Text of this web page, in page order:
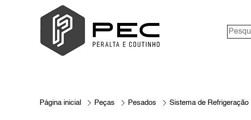
Página inicial Peças Pesados Sistema de Refrigeração